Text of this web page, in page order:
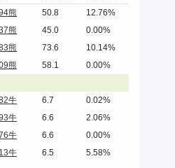
熊 50.8
12.76%
熊 45.0
0.00%
熊 73.6
10.14%
熊 58.1
0.00%
牛 6.7
0.02%
牛 6.6
2.06%
牛 6.6
0.00%
牛 6.5 5.58%